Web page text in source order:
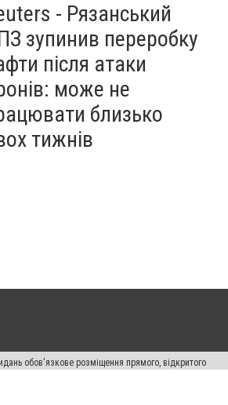
- Рязанський
зупинив переробку
після атаки
може не
близько
тижнів
обов'язкове розміщення прямого, відкритого